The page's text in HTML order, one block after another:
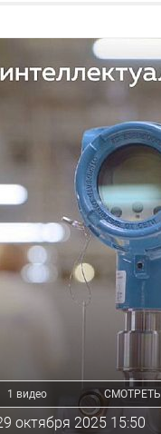
1 видео СМОТРЕТЬ
октября 2025 15:50